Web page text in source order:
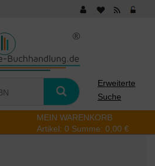
Erweiterte
Suche
MEIN WARENKORB
Artikel: 0 Summe: 0,00 €